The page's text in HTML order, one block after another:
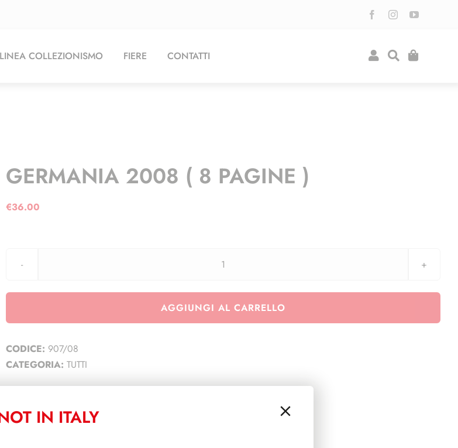
LINEA COLLEZIONISMO FIERE CONTATTI
GERMANIA 2008 ( 8 PAGINE )
€36.00
GERMANIA
(
AGGIUNGI AL CARRELLO
CODICE: 907/08
CATEGORIA: TUTTI
IN ITALY